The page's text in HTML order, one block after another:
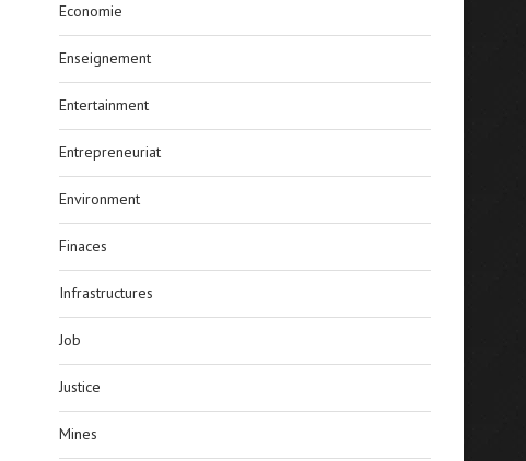
Economie
Enseignement
Entertainment
Entrepreneuriat
Environment
Finaces
Infrastructures
Job
Justice
Mines